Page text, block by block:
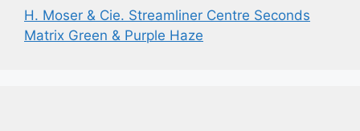
H. Moser & Cie. Streamliner Centre Seconds
Matrix Green & Purple Haze